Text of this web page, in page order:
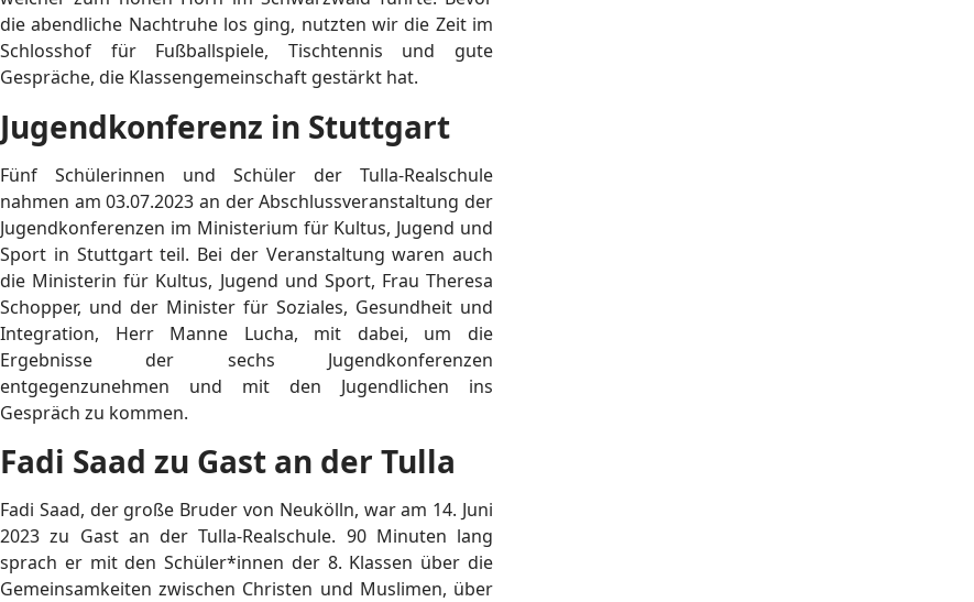
die abendliche Nachtruhe los ging, nutzten wir die Zeit im
Schlosshof für Fußballspiele, Tischtennis und gute
Gespräche, die Klassengemeinschaft gestärkt hat.
Jugendkonferenz in Stuttgart
Fünf Schülerinnen und Schüler der Tulla-Realschule
nahmen am 03.07.2023 an der Abschlussveranstaltung der
Jugendkonferenzen im Ministerium für Kultus, Jugend und
Sport in Stuttgart teil. Bei der Veranstaltung waren auch
die Ministerin für Kultus, Jugend und Sport, Frau Theresa
Schopper, und der Minister für Soziales, Gesundheit und
Integration, Herr Manne Lucha, mit dabei, um die
Ergebnisse der sechs Jugendkonferenzen
entgegenzunehmen und mit den Jugendlichen ins
Gespräch zu kommen.
Fadi Saad zu Gast an der Tulla
Fadi Saad, der große Bruder von Neukölln, war am 14. Juni
2023 zu Gast an der Tulla-Realschule. 90 Minuten lang
sprach er mit den Schüler*innen der 8. Klassen über die
Gemeinsamkeiten zwischen Christen und Muslimen, über